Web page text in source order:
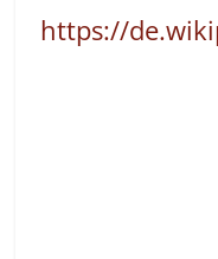
https://